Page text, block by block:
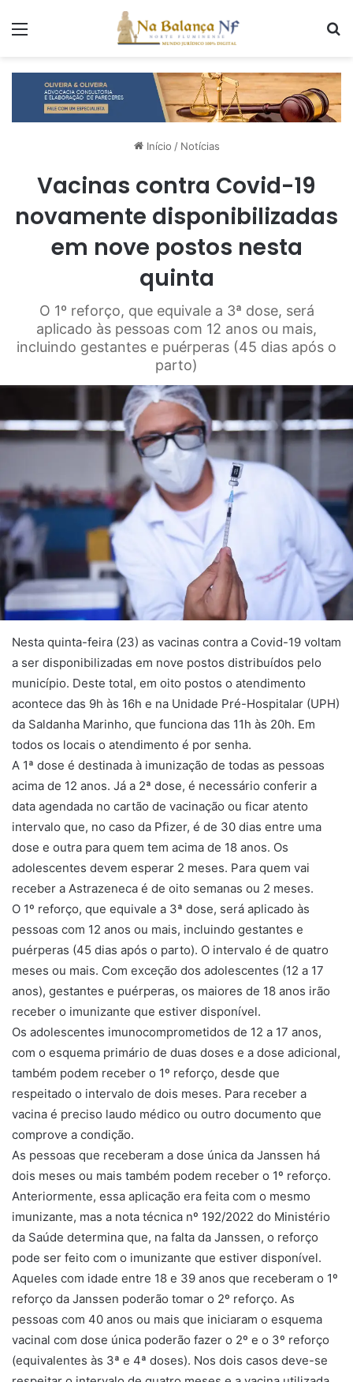
Início / Notícias
Vacinas contra Covid-19
novamente disponibilizadas
em nove postos nesta
quinta
O 1º reforço, que equivale a 3ª dose, será
aplicado às pessoas com 12 anos ou mais,
incluindo gestantes e puérperas (45 dias após o
parto)
Nesta quinta-feira (23) as vacinas contra a Covid-19 voltam
a ser disponibilizadas em nove postos distribuídos pelo
município. Deste total, em oito postos o atendimento
acontece das 9h às 16h e na Unidade Pré-Hospitalar (UPH)
da Saldanha Marinho, que funciona das 11h às 20h. Em
todos os locais o atendimento é por senha.
A 1ª dose é destinada à imunização de todas as pessoas
acima de 12 anos. Já a 2ª dose, é necessário conferir a
data agendada no cartão de vacinação ou ficar atento
intervalo que, no caso da Pfizer, é de 30 dias entre uma
dose e outra para quem tem acima de 18 anos. Os
adolescentes devem esperar 2 meses. Para quem vai
receber a Astrazeneca é de oito semanas ou 2 meses.
O 1º reforço, que equivale a 3ª dose, será aplicado às
pessoas com 12 anos ou mais, incluindo gestantes e
puérperas (45 dias após o parto). O intervalo é de quatro
meses ou mais. Com exceção dos adolescentes (12 a 17
anos), gestantes e puérperas, os maiores de 18 anos irão
receber o imunizante que estiver disponível.
Os adolescentes imunocomprometidos de 12 a 17 anos,
com o esquema primário de duas doses e a dose adicional,
também podem receber o 1º reforço, desde que
respeitado o intervalo de dois meses. Para receber a
vacina é preciso laudo médico ou outro documento que
comprove a condição.
As pessoas que receberam a dose única da Janssen há
dois meses ou mais também podem receber o 1º reforço.
Anteriormente, essa aplicação era feita com o mesmo
imunizante, mas a nota técnica nº 192/2022 do Ministério
da Saúde determina que, na falta da Janssen, o reforço
pode ser feito com o imunizante que estiver disponível.
Aqueles com idade entre 18 e 39 anos que receberam o 1º
reforço da Janssen poderão tomar o 2º reforço. As
pessoas com 40 anos ou mais que iniciaram o esquema
vacinal com dose única poderão fazer o 2º e o 3º reforço
(equivalentes às 3ª e 4ª doses). Nos dois casos deve-se